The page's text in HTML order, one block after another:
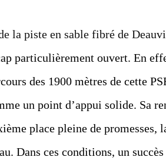
la piste en sable fibré de
particulièrement ouvert. En
des 1900 mètres de cette
un point d’appui solide. Sa
place pleine de promesses,
Dans ces conditions, un